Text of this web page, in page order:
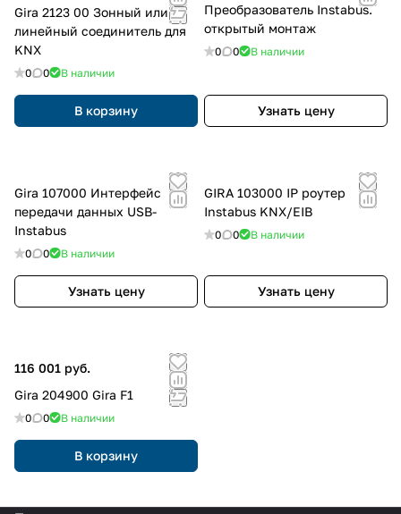
Gira 2123 00 Зонный или
линейный соединитель для
KNX
0 0 В наличии
В корзину
Преобразователь Instabus.
открытый монтаж
0 0 В наличии
Узнать цену
Gira 107000 Интерфейс
передачи данных USB-
Instabus
0 0 В наличии
Узнать цену
GIRA 103000 IP роутер
Instabus KNX/EIB
0 0 В наличии
Узнать цену
116 001 руб.
Gira 204900 Gira F1
0 0 В наличии
В корзину